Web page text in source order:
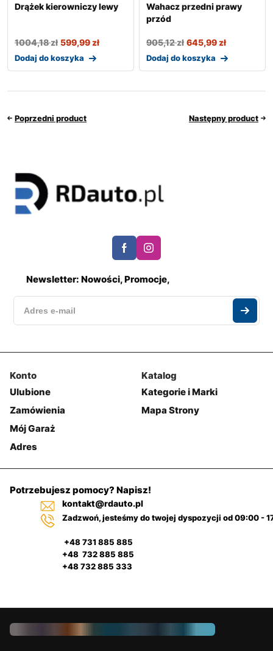
Drążek kierowniczy lewy
1004,18zł 599,99zł
Dodaj do koszyka
Wahacz przedni prawy
przód
905,12zł 645,99zł
Dodaj do koszyka
Poprzedni product Następny product
Newsletter: Nowości, Promocje,
Konto
Ulubione
Zamówienia
Mój Garaż
Adres
Katalog
Kategorie i Marki
Mapa Strony
Potrzebujesz pomocy? Napisz!
kontakt@rdauto.pl
Zadzwoń, jesteśmy do twojej dyspozycji od 09:00 -
+48 731 885 885
+48 732 885 885
+48 732 885 333